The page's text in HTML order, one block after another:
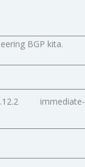
BGP kita.
immediate-